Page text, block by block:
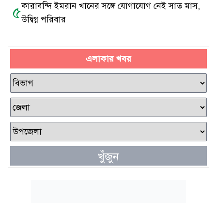
৫কারাবন্দি ইমরান খানের সঙ্গে যোগাযোগ নেই সাত মাস,
উদ্বিগ্ন পরিবার
এলাকার খবর
খুঁজুন